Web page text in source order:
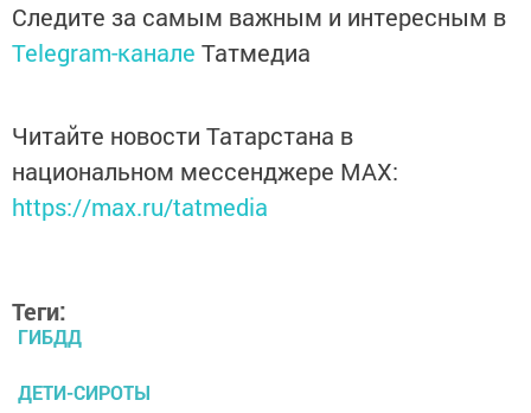
Следите за самым важным и интересным в
Telegram-канале Татмедиа
Читайте новости Татарстана в
национальном мессенджере MАХ:
https://max.ru/tatmedia
Теги:
ГИБДД
ДЕТИ-СИРОТЫ